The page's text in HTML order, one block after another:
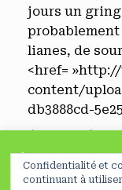
jours un
lianes, de
<href=
content/
db3888cd-
À lire avant de
En poursuivant
Confidentialité et
continuant à